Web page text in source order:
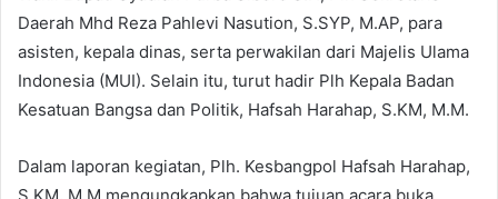
Daerah Mhd Reza Pahlevi Nasution, S.SYP, M.AP, para
asisten, kepala dinas, serta perwakilan dari Majelis Ulama
Indonesia (MUI). Selain itu, turut hadir Plh Kepala Badan
Kesatuan Bangsa dan Politik, Hafsah Harahap, S.KM, M.M.
Dalam laporan kegiatan, Plh. Kesbangpol Hafsah Harahap,